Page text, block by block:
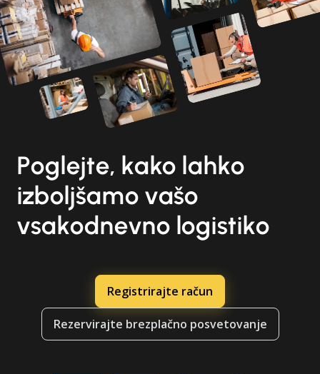
Poglejte, kako lahko
izboljšamo vašo
vsakodnevno logistiko
Registrirajte račun
Rezervirajte brezplačno posvetovanje